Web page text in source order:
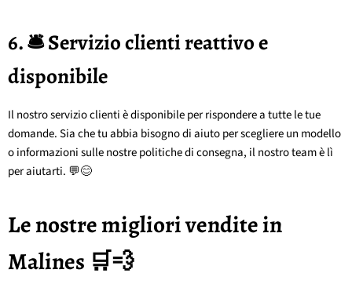
6. 🛎️ Servizio clienti reattivo e
disponibile
Il nostro servizio clienti è disponibile per rispondere a tutte le tue
domande. Sia che tu abbia bisogno di aiuto per scegliere un modello
o informazioni sulle nostre politiche di consegna, il nostro team è lì
per aiutarti. 💬😊
Le nostre migliori vendite in
Malines 🛒💨